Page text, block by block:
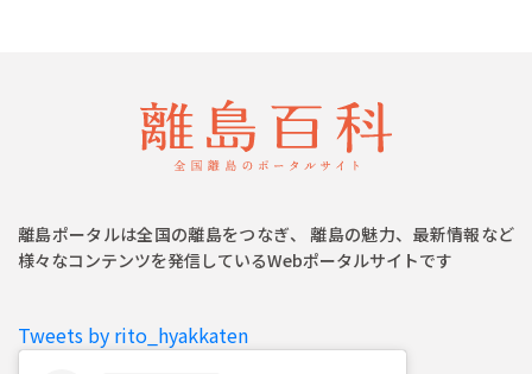
離島ポータルは全国の離島をつなぎ、 離島の魅力、最新情報など
様々なコンテンツを発信しているWebポータルサイトです
Tweets by rito_hyakkaten